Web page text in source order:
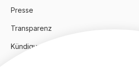
Presse
Transparenz
Kündigungsindex 2024